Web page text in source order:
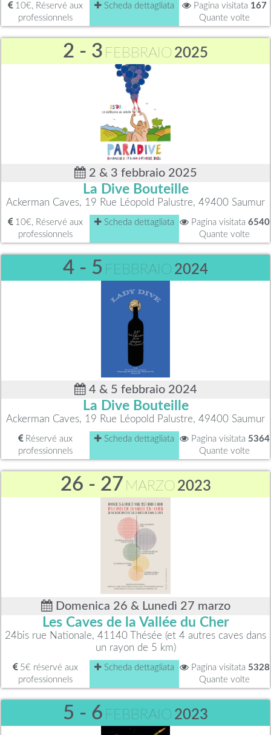
10€, Réservé aux
professionnels
Scheda dettagliata Pagina visitata 167
Quante volte
2 - 3 FEBBRAIO 2025
2 & 3 febbraio 2025
La Dive Bouteille
Ackerman Caves, 19 Rue Léopold Palustre, 49400 Saumur
10€, Réservé aux
professionnels
Scheda dettagliata Pagina visitata 6540
Quante volte
4 - 5 FEBBRAIO 2024
4 & 5 febbraio 2024
La Dive Bouteille
Ackerman Caves, 19 Rue Léopold Palustre, 49400 Saumur
Réservé aux
professionnels
Scheda dettagliata Pagina visitata 5364
Quante volte
26 - 27 MARZO 2023
Domenica 26 & Lunedì 27 marzo
Les Caves de la Vallée du Cher
24bis rue Nationale, 41140 Thésée (et 4 autres caves dans
un rayon de 5 km)
5€ réservé aux
professionnels
Scheda dettagliata Pagina visitata 5328
Quante volte
5 - 6 FEBBRAIO 2023